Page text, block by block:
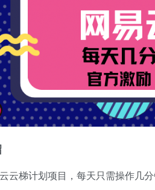
云梯计划项目，每天只需操作几